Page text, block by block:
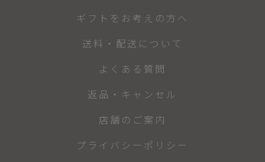
ギフトをお考えの方へ
送料・配送について
よくある質問
返品・キャンセル
店舗のご案内
プライバシーポリシー